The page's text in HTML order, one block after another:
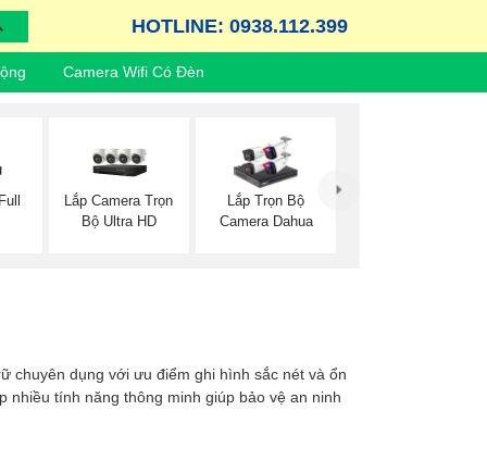
HOTLINE: 0938.112.399
Camera Wifi Có Đèn
Lắp Camera Trọn
Bộ Ultra HD
Lắp Trọn Bộ
Camera Dahua
chuyên dụng với ưu điểm ghi hình sắc nét và ổn
nhiều tính năng thông minh giúp bảo vệ an ninh